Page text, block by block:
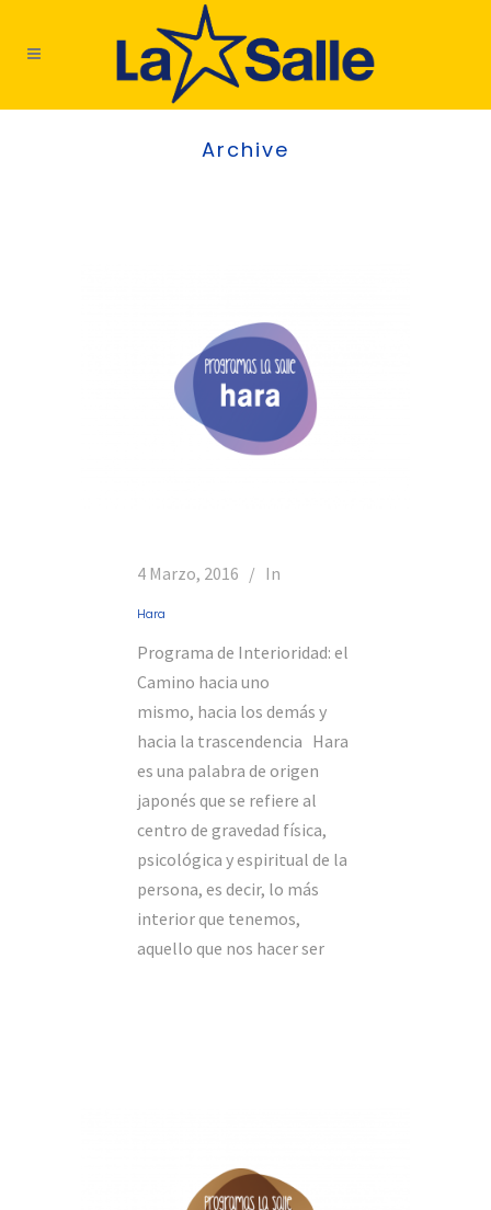
Archive
4 Marzo, 2016 In
Hara
Programa de Interioridad: el
Camino hacia uno
mismo, hacia los demás y
hacia la trascendencia Hara
es una palabra de origen
japonés que se refiere al
centro de gravedad física,
psicológica y espiritual de la
persona, es decir, lo más
interior que tenemos,
aquello que nos hacer ser